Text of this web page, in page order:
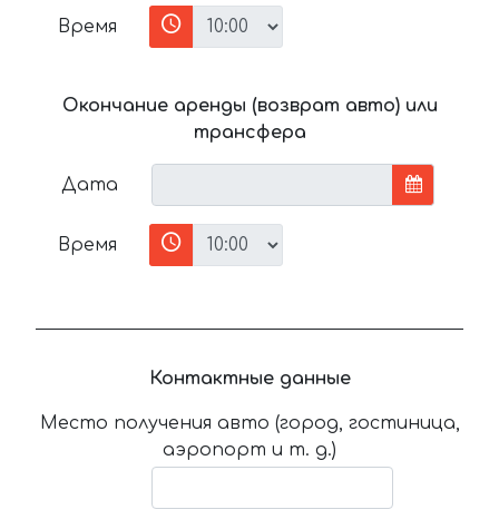
Время
Окончание аренды (возврат авто) или
трансфера
Дата
Время
Контактные данные
Место получения авто (город, гостиница,
аэропорт и т. д.)